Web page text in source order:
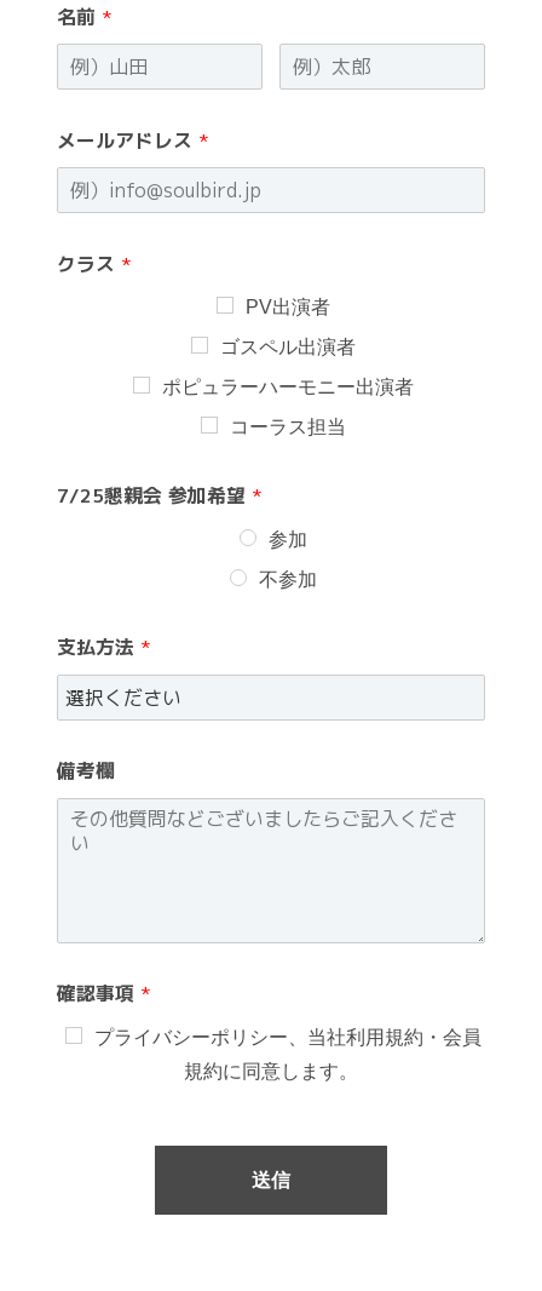
名前 *
メールアドレス *
クラス *
PV出演者
ゴスペル出演者
ポピュラーハーモニー出演者
コーラス担当
7/25懇親会 参加希望 *
参加
不参加
支払方法 *
備考欄
確認事項 *
プライバシーポリシー、当社利用規約・会員
規約に同意します。
送信